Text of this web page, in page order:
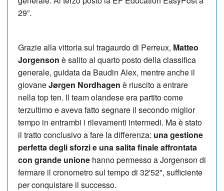
29”.
Grazie alla vittoria sul tragaurdo di Perreux, Matteo
Jorgenson è salito al quarto posto della classifica
generale, guidata da Baudin Alex, mentre anche il
giovaneJørgen Nordhagen è riuscito a entrare
nella top ten. Il team olandese era partito come
terzultimo e aveva fatto segnare il secondo miglior
tempo in entrambi i rilevamenti intermedi. Ma è stato
il tratto conclusivo a fare la differenza: una gestione
perfetta degli sforzi e una salita finale affrontata
con grande unione hanno permesso a Jorgenson di
fermare il cronometro sul tempo di 32'52", sufficiente
per conquistare il successo.